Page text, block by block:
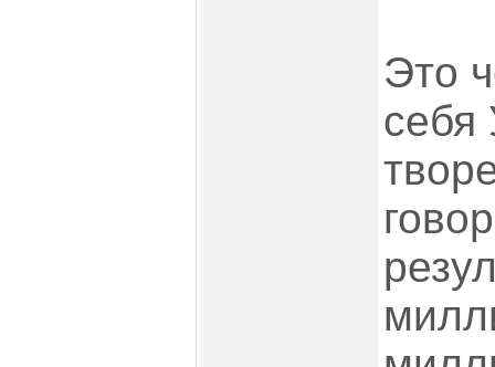
Это